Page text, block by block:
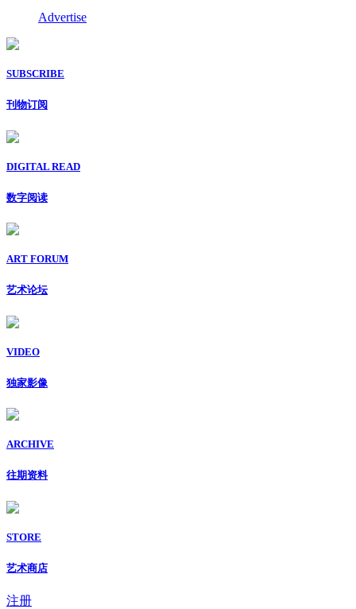
Advertise
SUBSCRIBE
刊物订阅
DIGITAL READ
数字阅读
ART FORUM
艺术论坛
VIDEO
独家影像
ARCHIVE
往期资料
STORE
艺术商店
注册